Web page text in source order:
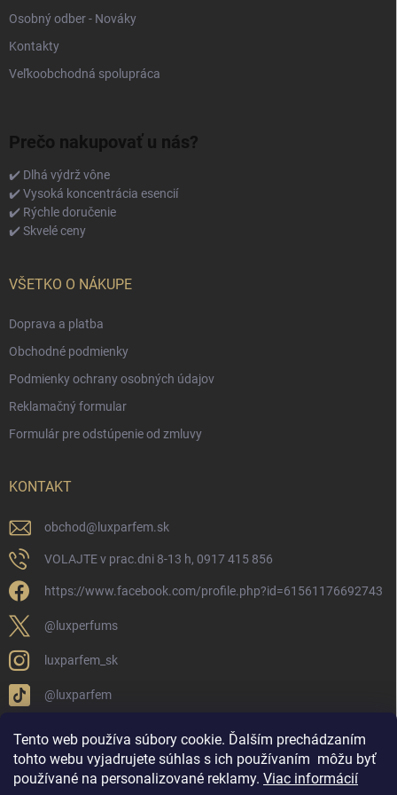
Tento web používa súbory cookie. Ďalším prechádzaním
tohto webu vyjadrujete súhlas s ich používaním môžu byť
používané na personalizované reklamy. Viac informácií
Osobný odber - Nováky
Kontakty
Veľkoobchodná spolupráca
Prečo nakupovať u nás?
✔️ Dlhá výdrž vône
✔️ Vysoká koncentrácia esencií
✔️ Rýchle doručenie
✔️ Skvelé ceny
VŠETKO O NÁKUPE
Doprava a platba
Obchodné podmienky
Podmienky ochrany osobných údajov
Reklamačný formular
Formulár pre odstúpenie od zmluvy
KONTAKT
obchod@ luxparfem.sk
VOLAJTE v prac.dni 8-13 h, 0917 415 856
https://www.facebook.com/profile.php?id=61561176692743
@luxperfums
luxparfem_sk
@luxparfem
LUX PARFÉM NOVÁKY
Lux Parfém Skupina na FB
Lux Parfum - Česká Republika
Lux Parfumok - Hungary